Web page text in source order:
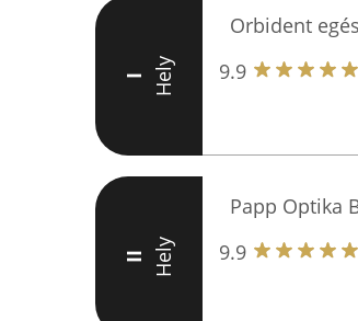
I Hely
Orbident
9.9
II Hely
Papp Optika
9.9